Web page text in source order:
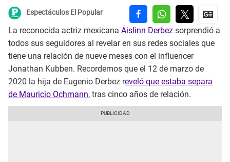
Espectáculos El Popular
La reconocida actriz mexicana Aislinn Derbez sorprendió a
todos sus seguidores al revelar en sus redes sociales que
tiene una relación de nueve meses con el influencer
Jonathan Kubben. Recordemos que el 12 de marzo de
2020 la hija de Eugenio Derbez reveló que estaba separa
de Mauricio Ochmann, tras cinco años de relación.